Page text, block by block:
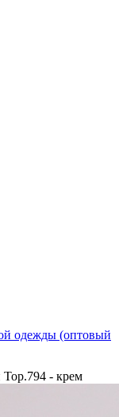
одежды (оптовый
Top.794 - крем